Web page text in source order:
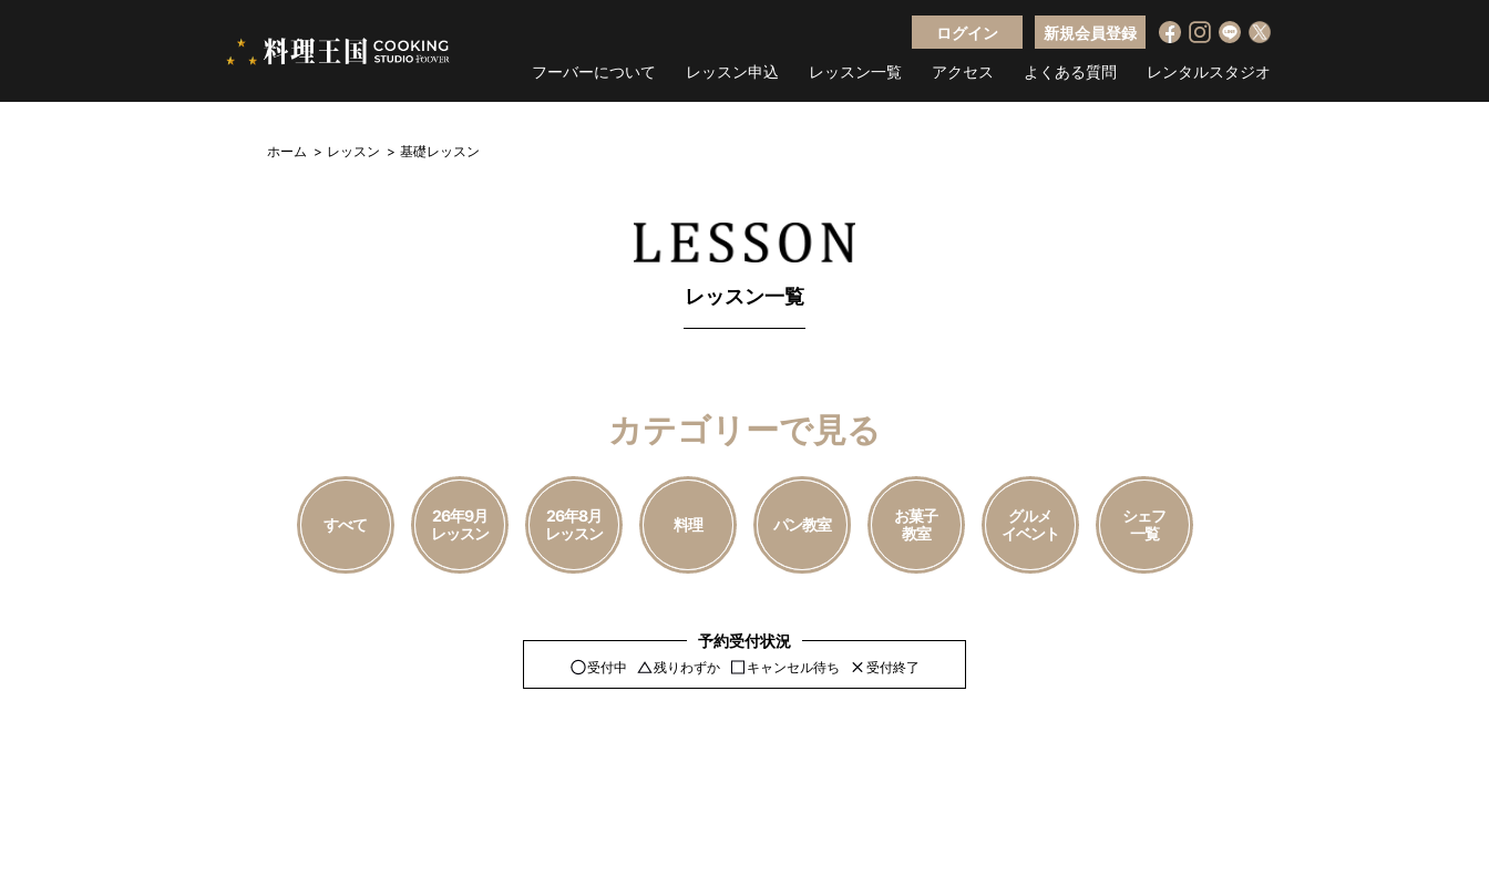
ログイン 新規会員登録
フーバーについて レッスン申込 レッスン一覧 アクセス よくある質問 レンタルスタジオ
ホーム レッスン 基礎レッスン
レッスン一覧
カテゴリーで見る
すべて
26年9月
レッスン
26年8月
レッスン
料理 パン教室
お菓子
教室
グルメ
イベント
シェフ
一覧
予約受付状況
受付中 残りわずか キャンセル待ち 受付終了